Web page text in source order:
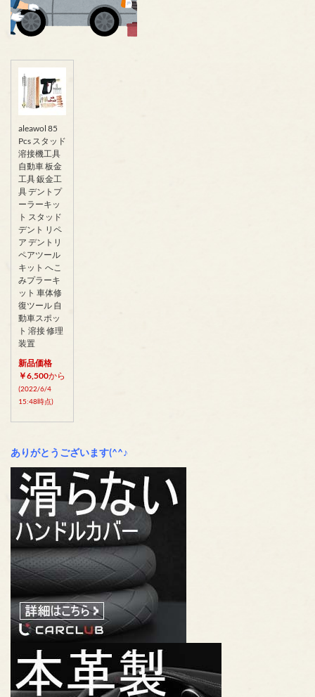
aleawol 85
Pcs スタッド
溶接機工具
自動車 板金
工具 鈑金工
具 デントプ
ーラーキッ
ト スタッド
デント リペ
ア デントリ
ペアツール
キット へこ
みプラーキ
ット 車体修
復ツール 自
動車スポッ
ト 溶接 修理
装置
新品価格
￥6,500から
(2022/6/4
15:48時点)
ありがとうございます(^^♪